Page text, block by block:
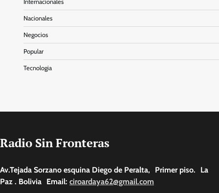
Internacionales
Nacionales
Negocios
Popular
Tecnologia
Radio Sin Fronteras
Av.Tejada Sorzano esquina Diego de Peralta, Primer piso. La
Paz . Bolivia Email: ciroardaya62@gmail.com